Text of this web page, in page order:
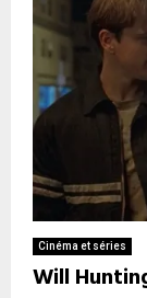
Cinéma et séries
Will